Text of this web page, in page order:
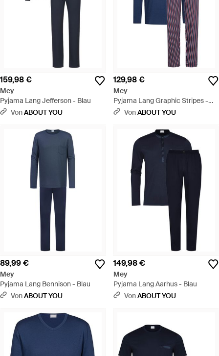
159,98 €
Mey
Pyjama Lang Jefferson - Blau
VonABOUT YOU
129,98 €
Mey
Pyjama Lang Graphic Stripes -
BlauVonABOUT YOU
89,99 €
Mey
Pyjama Lang Bennison - Blau
VonABOUT YOU
149,98 €
Mey
Pyjama Lang Aarhus - Blau
VonABOUT YOU